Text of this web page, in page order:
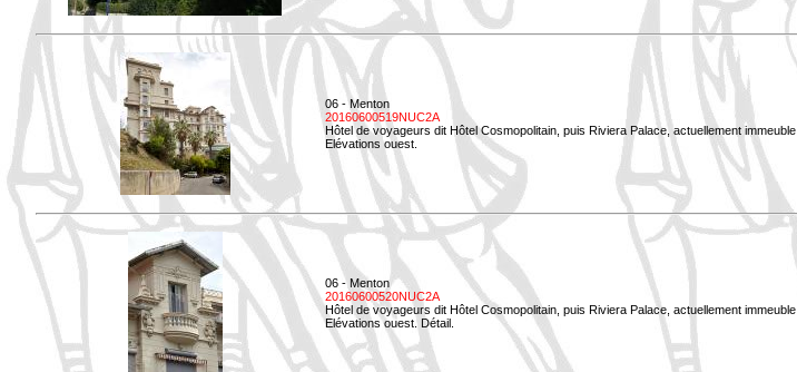
06 - Menton
20160600519NUC2A
Hôtel de voyageurs dit Hôtel Cosmopolitain, puis Riviera Palace, actuellement immeuble
Elévations ouest.
06 - Menton
20160600520NUC2A
Hôtel de voyageurs dit Hôtel Cosmopolitain, puis Riviera Palace, actuellement immeuble
Elévations ouest. Détail.